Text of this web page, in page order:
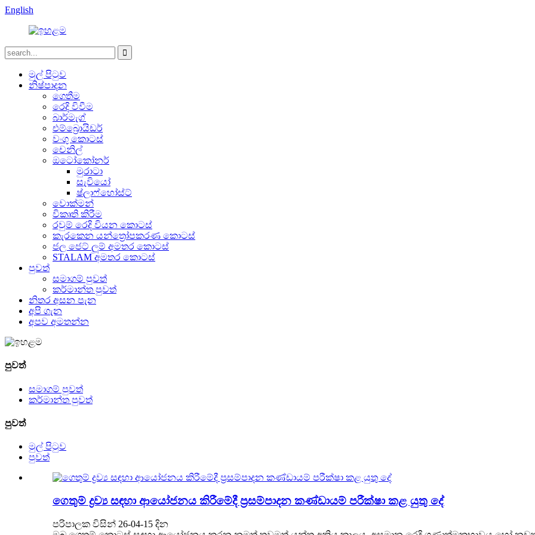
English
මුල් පිටුව
නිෂ්පාදන
ගෙතීම
රෙදි විවීම
බාර්මැග්
එම්බ්‍රොයිඩර්
වංගු කොටස්
චෙනිල්
ඔටෝකෝනර්
මුරාටා
සැවියෝ
ෂ්ලාෆ්හෝස්ට්
වොක්මන්
විකෘති කිරීම
රවුම් රෙදි වියන කොටස්
කැරකෙන යන්ත්‍රෝපකරණ කොටස්
ජල ජෙට් ලූම් අමතර කොටස්
STALAM අමතර කොටස්
පුවත්
සමාගම් පුවත්
කර්මාන්ත පුවත්
නිතර අසන පැන
අපි ගැන
අපව අමතන්න
පුවත්
සමාගම් පුවත්
කර්මාන්ත පුවත්
පුවත්
මුල් පිටුව
පුවත්
ගෙතුම් ද්‍රව්‍ය සඳහා ආයෝජනය කිරීමේදී ප්‍රසම්පාදන කණ්ඩායම් පරීක්ෂා කළ යුතු දේ
පරිපාලක විසින් 26-04-15 දින